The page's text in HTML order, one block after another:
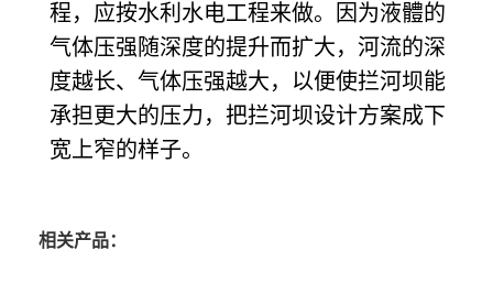
程，应按水利水电工程来做。因为液體的
气体压强随深度的提升而扩大，河流的深
度越长、气体压强越大，以便使拦河坝能
承担更大的压力，把拦河坝设计方案成下
宽上窄的样子。
相关产品：